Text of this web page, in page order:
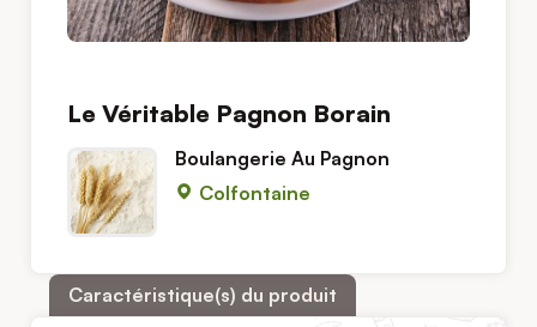
Le Véritable Pagnon Borain
Boulangerie Au Pagnon
Colfontaine
Caractéristique(s) du produit